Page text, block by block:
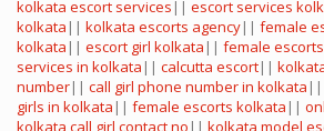
kolkata escort services || escort services
kolkata || kolkata escorts agency|| female
kolkata || escort girl kolkata || female
services in kolkata || calcutta escort||
number|| call girl phone number in kolkata ||
girls in kolkata || female escorts kolkata ||
kolkata call girl contact no || kolkata model